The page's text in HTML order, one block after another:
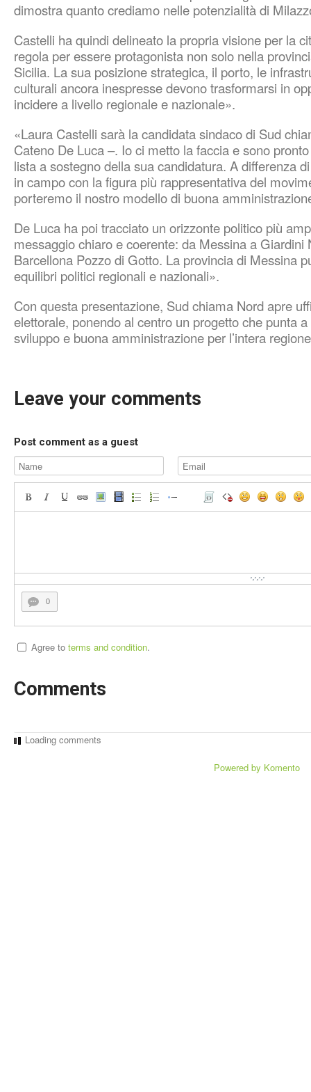
dimostra quanto crediamo nelle potenzialità di
Castelli ha quindi delineato la propria visione per la
regola per essere protagonista non solo nella
Sicilia. La sua posizione strategica, il porto, le
culturali ancora inespresse devono trasformarsi in
incidere a livello regionale e nazionale».
«Laura Castelli sarà la candidata sindaco di Sud
Cateno De Luca –. Io ci metto la faccia e sono
lista a sostegno della sua candidatura. A differenza
in campo con la figura più rappresentativa del
porteremo il nostro modello di buona
De Luca ha poi tracciato un orizzonte politico più
messaggio chiaro e coerente: da Messina a
Barcellona Pozzo di Gotto. La provincia di Messina
equilibri politici regionali e nazionali».
Con questa presentazione, Sud chiama Nord apre
elettorale, ponendo al centro un progetto che punta
sviluppo e buona amministrazione per l’intera
Leave your comments
Post comment as a guest
0
Agree to terms and condition.
Comments
Loading comments
Powered by Komento